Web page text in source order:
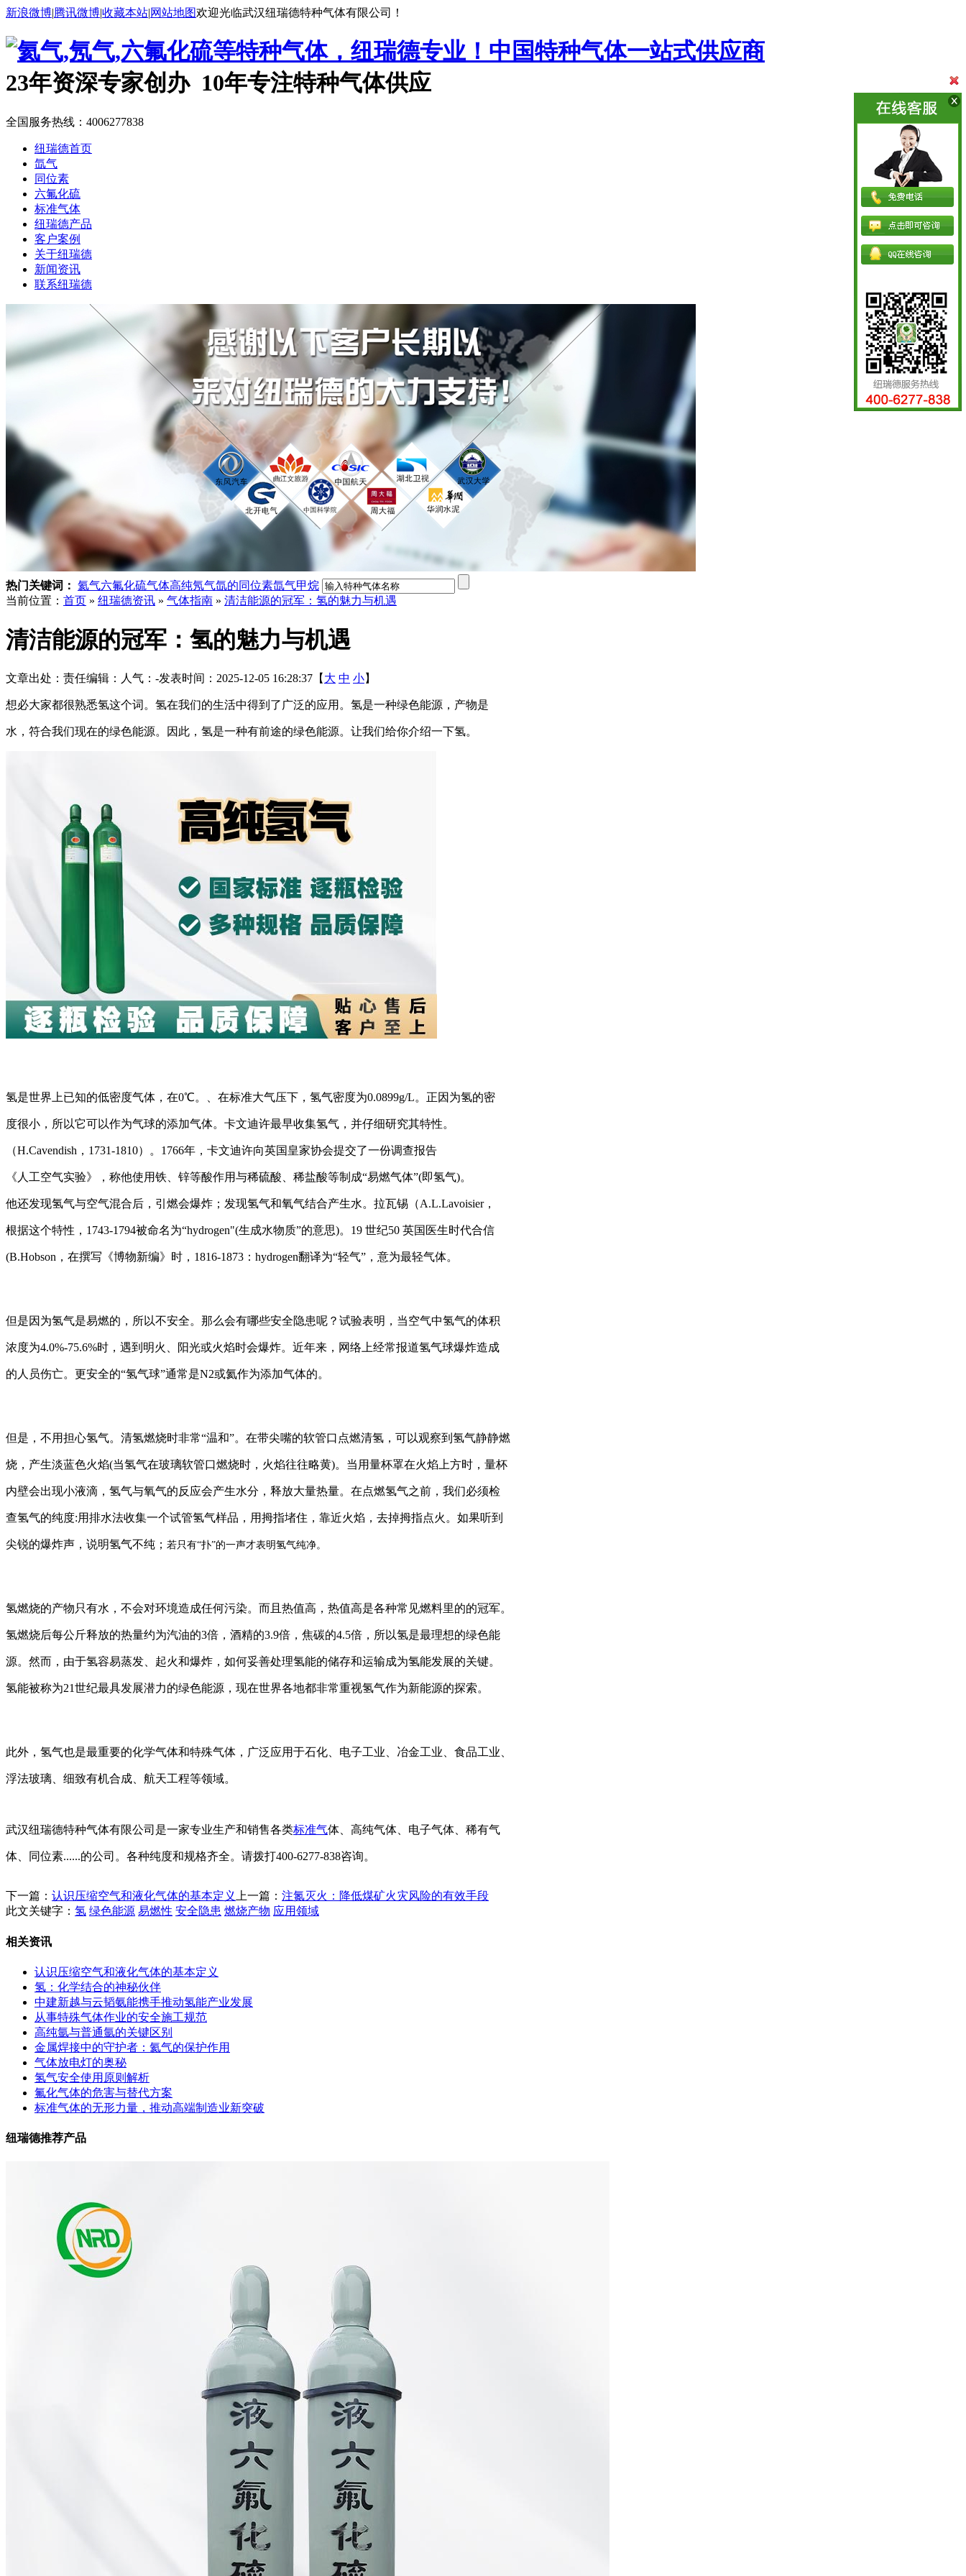
新浪微博|腾讯微博|收藏本站|网站地图欢迎光临武汉纽瑞德特种气体有限公司！
中国特种气体一站式供应商
23年资深专家创办 10年专注特种气体供应
全国服务热线： 4006277838
纽瑞德首页
氙气
同位素
六氟化硫
标准气体
纽瑞德产品
客户案例
关于纽瑞德
新闻资讯
联系纽瑞德
热门关键词： 氦气六氟化硫气体高纯氖气氙的同位素氙气甲烷
当前位置： 首页 » 纽瑞德资讯 » 气体指南 » 清洁能源的冠军：氢的魅力与机遇
清洁能源的冠军：氢的魅力与机遇
文章出处： 责任编辑： 人气： -发表时间：2025-12-05 16:28:37【 大 中 小】
想必大家都很熟悉氢这个词。氢在我们的生活中得到了广泛的应用。氢是一种绿色能源，产物是
水，符合我们现在的绿色能源。因此，氢是一种有前途的绿色能源。让我们给你介绍一下氢。
氢是世界上已知的低密度气体，在0℃。、在标准大气压下，氢气密度为0.0899g/L。正因为氢的密
度很小，所以它可以作为气球的添加气体。卡文迪许最早收集氢气，并仔细研究其特性。
（H.Cavendish，1731-1810）。1766年，卡文迪许向英国皇家协会提交了一份调查报告
《人工空气实验》，称他使用铁、锌等酸作用与稀硫酸、稀盐酸等制成“易燃气体”(即氢气)。
他还发现氢气与空气混合后，引燃会爆炸；发现氢气和氧气结合产生水。拉瓦锡（A.L.Lavoisier，
根据这个特性，1743-1794被命名为“hydrogen"(生成水物质”的意思)。19 世纪50 英国医生时代合信
(B.Hobson，在撰写《博物新编》时，1816-1873：hydrogen翻译为“轻气”，意为最轻气体。
但是因为氢气是易燃的，所以不安全。那么会有哪些安全隐患呢？试验表明，当空气中氢气的体积
浓度为4.0%-75.6%时，遇到明火、阳光或火焰时会爆炸。近年来，网络上经常报道氢气球爆炸造成
的人员伤亡。更安全的“氢气球”通常是N2或氦作为添加气体的。
但是，不用担心氢气。清氢燃烧时非常“温和”。在带尖嘴的软管口点燃清氢，可以观察到氢气静静燃
烧，产生淡蓝色火焰(当氢气在玻璃软管口燃烧时，火焰往往略黄)。当用量杯罩在火焰上方时，量杯
内壁会出现小液滴，氢气与氧气的反应会产生水分，释放大量热量。在点燃氢气之前，我们必须检
查氢气的纯度:用排水法收集一个试管氢气样品，用拇指堵住，靠近火焰，去掉拇指点火。如果听到
尖锐的爆炸声，说明氢气不纯； 若只有“扑”的一声才表明氢气纯净。
氢燃烧的产物只有水，不会对环境造成任何污染。而且热值高，热值高是各种常见燃料里的的冠军。
氢燃烧后每公斤释放的热量约为汽油的3倍，酒精的3.9倍，焦碳的4.5倍，所以氢是最理想的绿色能
源。然而，由于氢容易蒸发、起火和爆炸，如何妥善处理氢能的储存和运输成为氢能发展的关键。
氢能被称为21世纪最具发展潜力的绿色能源，现在世界各地都非常重视氢气作为新能源的探索。
此外，氢气也是最重要的化学气体和特殊气体，广泛应用于石化、电子工业、冶金工业、食品工业、
浮法玻璃、细致有机合成、航天工程等领域。
武汉纽瑞德特种气体有限公司是一家专业生产和销售各类标准气体、高纯气体、电子气体、稀有气
体、同位素......的公司。各种纯度和规格齐全。请拨打400-6277-838咨询。
下一篇： 认识压缩空气和液化气体的基本定义 上一篇： 注氮灭火：降低煤矿火灾风险的有效手段
此文关键字： 氢 绿色能源 易燃性 安全隐患 燃烧产物 应用领域
相关资讯
认识压缩空气和液化气体的基本定义
氢：化学结合的神秘伙伴
中建新越与云韬氨能携手推动氢能产业发展
从事特殊气体作业的安全施工规范
高纯氩与普通氩的关键区别
金属焊接中的守护者：氦气的保护作用
气体放电灯的奥秘
氢气安全使用原则解析
氟化气体的危害与替代方案
标准气体的无形力量，推动高端制造业新突破
纽瑞德推荐产品